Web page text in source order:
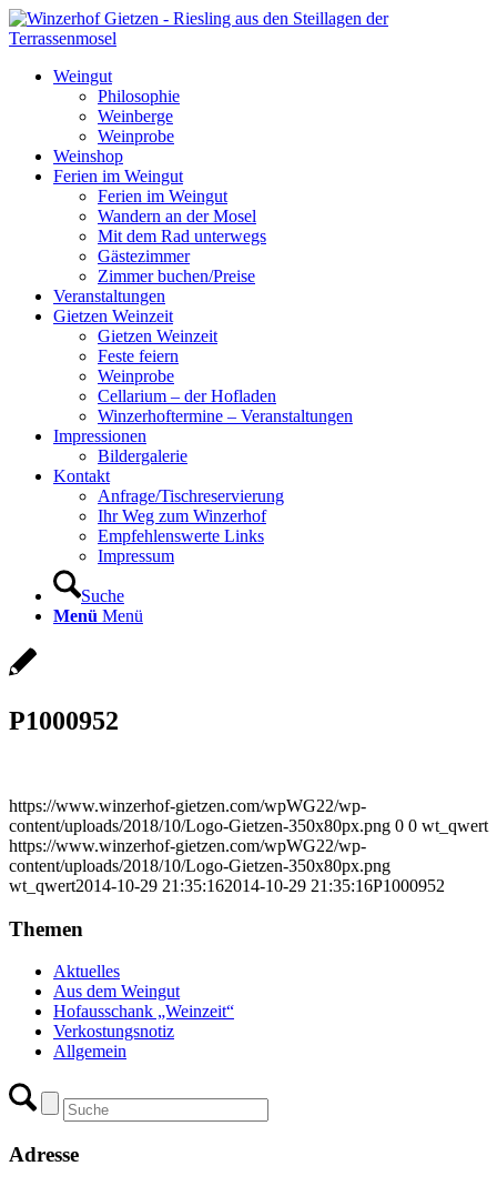
Weingut
Philosophie
Weinberge
Weinprobe
Weinshop
Ferien im Weingut
Ferien im Weingut
Wandern an der Mosel
Mit dem Rad unterwegs
Gästezimmer
Zimmer buchen/Preise
Veranstaltungen
Gietzen Weinzeit
Gietzen Weinzeit
Feste feiern
Weinprobe
Cellarium – der Hofladen
Winzerhoftermine – Veranstaltungen
Impressionen
Bildergalerie
Kontakt
Anfrage/Tischreservierung
Ihr Weg zum Winzerhof
Empfehlenswerte Links
Impressum
Suche
Menü Menü
P1000952
https://www.winzerhof-gietzen.com/wpWG22/wp-
content/uploads/2018/10/Logo-Gietzen-350x80px.png 0 0 wt_qwert
https://www.winzerhof-gietzen.com/wpWG22/wp-
content/uploads/2018/10/Logo-Gietzen-350x80px.png
wt_qwert2014-10-29 21:35:162014-10-29 21:35:16P1000952
Themen
Aktuelles
Aus dem Weingut
Hofausschank „Weinzeit“
Verkostungsnotiz
Allgemein
Adresse